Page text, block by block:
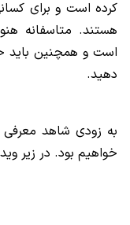
کرده است و برای
هستند. متاسفانه
است و همچنین باید
دهید.
به زودی شاهد معرفی
خواهیم بود. در زیر